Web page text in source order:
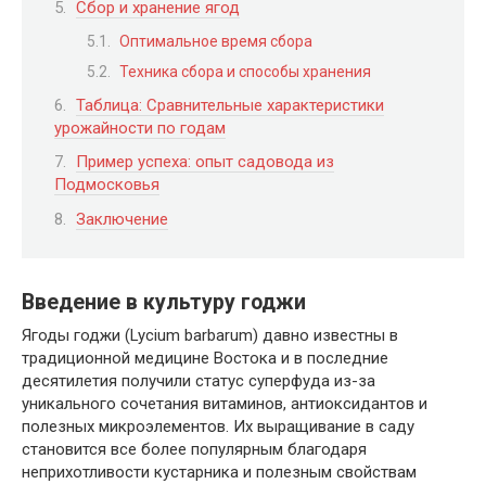
Сбор и хранение ягод
Оптимальное время сбора
Техника сбора и способы хранения
Таблица: Сравнительные характеристики
урожайности по годам
Пример успеха: опыт садовода из
Подмосковья
Заключение
Введение в культуру годжи
Ягоды годжи (Lycium barbarum) давно известны в
традиционной медицине Востока и в последние
десятилетия получили статус суперфуда из-за
уникального сочетания витаминов, антиоксидантов и
полезных микроэлементов. Их выращивание в саду
становится все более популярным благодаря
неприхотливости кустарника и полезным свойствам